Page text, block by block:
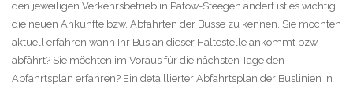
den jeweiligen Verkehrsbetrieb in Pätow-Steegen ändert ist es wichtig
die neuen Ankünfte bzw. Abfahrten der Busse zu kennen. Sie möchten
aktuell erfahren wann Ihr Bus an dieser Haltestelle ankommt bzw.
abfährt? Sie möchten im Voraus für die nächsten Tage den
Abfahrtsplan erfahren? Ein detaillierter Abfahrtsplan der Buslinien in